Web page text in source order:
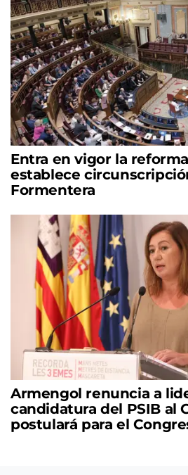
Entra en vigor la
establece
Formentera
Armengol renuncia a
candidatura del PSIB al
postulará para el